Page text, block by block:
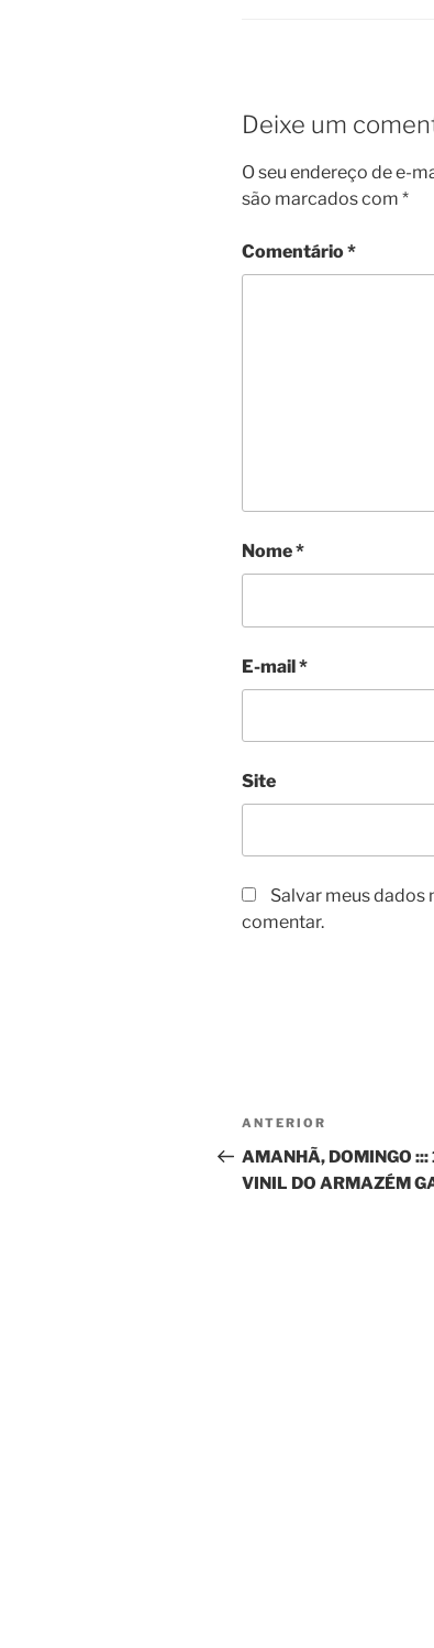
Deixe um
O seu endereço de e-
são marcados com *
Comentário*
Nome*
E-mail*
Site
Salvar meus dados
comentar.
Navegação
de
Post
Post
anterior
ANTERIOR
AMANHÃ, DOMINGO :::
VINIL DO ARMAZÉM